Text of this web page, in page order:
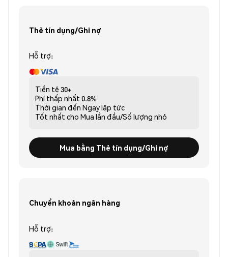
Thẻ tín dụng/Ghi nợ
Hỗ trợ:
Tiền tệ 30+
Phí thấp nhất 0.8%
Thời gian đến Ngay lập tức
Tốt nhất cho Mua lần đầu/Số lượng nhỏ
Mua bằng Thẻ tín dụng/Ghi nợ
Chuyển khoản ngân hàng
Hỗ trợ: